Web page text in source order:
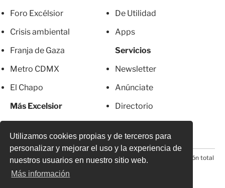
Utilizamos cookies propias y de terceros para
personalizar y mejorar el uso y la experiencia de
nuestros usuarios en nuestro sitio web.
Más información
Foro Excélsior
Crisis ambiental
Franja de Gaza
Metro CDMX
El Chapo
Más Excelsior
De Utilidad
Apps
Servicios
Newsletter
Anúnciate
Directorio
© 2026 Todos los derechos reservados. Prohibida la reproducción total
o parcial, incluyendo cualquier medio electrónico*